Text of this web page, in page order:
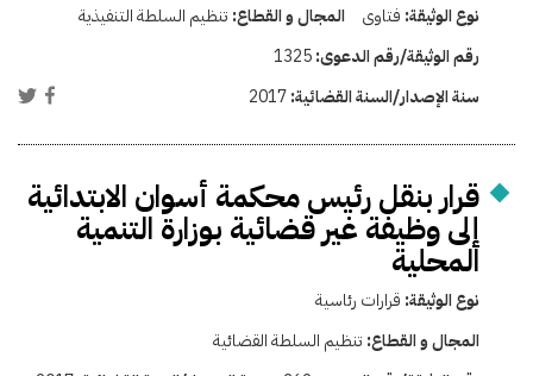
نوع الوثيقة: فتاوى المجال و القطاع: تنظيم السلطة التنفيذية
رقم الوثيقة/رقم الدعوى:1325
سنة الإصدار/السنة القضائية:2017
قرار بنقل رئيس محكمة أسوان الابتدائية
إلى وظيفة غير قضائية بوزارة التنمية
المحلية
نوع الوثيقة: قرارات رئاسية
المجال و القطاع: تنظيم السلطة القضائية